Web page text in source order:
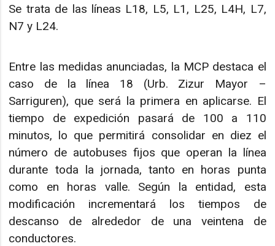
Se trata de las líneas L18, L5, L1, L25, L4H, L7,
N7 y L24.
Entre las medidas anunciadas, la MCP destaca el
caso de la línea 18 (Urb. Zizur Mayor –
Sarriguren), que será la primera en aplicarse. El
tiempo de expedición pasará de 100 a 110
minutos, lo que permitirá consolidar en diez el
número de autobuses fijos que operan la línea
durante toda la jornada, tanto en horas punta
como en horas valle. Según la entidad, esta
modificación incrementará los tiempos de
descanso de alrededor de una veintena de
conductores.